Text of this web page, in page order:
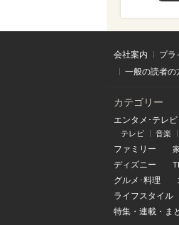
会社案内 プラ
一般の読者の
カテゴリー
エンタメ･テレビ
テレビ 音楽
ファミリー
ディズニー
グルメ･料理
ライフスタイル
特集 ・ 連載 ・ ま